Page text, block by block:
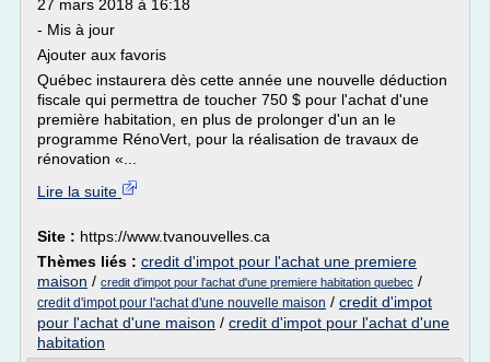
27 mars 2018 à 16:18
- Mis à jour
Ajouter aux favoris
Québec instaurera dès cette année une nouvelle déduction
fiscale qui permettra de toucher 750 $ pour l'achat d'une
première habitation, en plus de prolonger d'un an le
programme RénoVert, pour la réalisation de travaux de
rénovation «...
Lire la suite
Site : https://www.tvanouvelles.ca
Thèmes liés : credit d'impot pour l'achat une premiere
maison / credit d'impot pour l'achat d'une premiere habitation quebec /
credit d'impot pour l'achat d'une nouvelle maison / credit d'impot
pour l'achat d'une maison / credit d'impot pour l'achat d'une
habitation